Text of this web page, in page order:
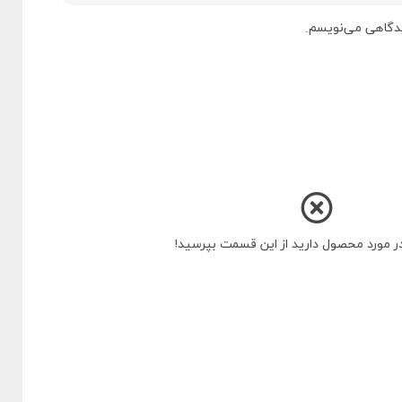
می‌نویسم.
مورد محصول دارید از این قسمت بپرسید!